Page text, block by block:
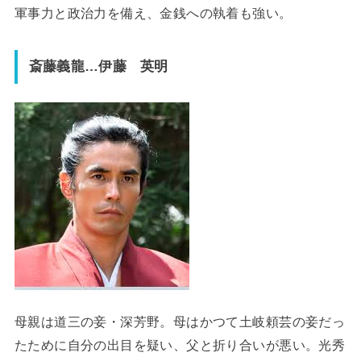
軍事力と政治力を備え、金銭への執着も強い。
斎藤義龍…伊藤 英明
母親は道三の妾・深芳野。母はかつて土岐頼芸の妾だっ
たために自分の出目を疑い、父と折り合いが悪い。光秀